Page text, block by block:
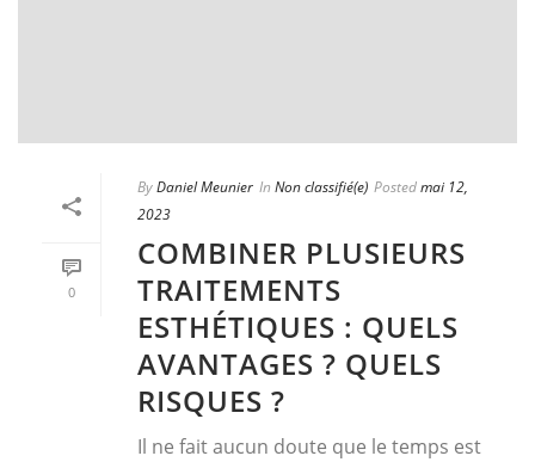
0
ByDaniel Meunier In Non classifié(e) Postedmai 12,
2023
COMBINER PLUSIEURS
TRAITEMENTS
ESTHÉTIQUES : QUELS
AVANTAGES ? QUELS
RISQUES ?
Il ne fait aucun doute que le temps est